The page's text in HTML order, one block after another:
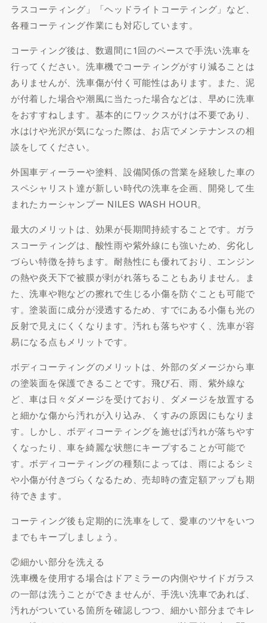
ラスコーティング」「ヘッドライトコーティング」など、
各種コーティング作業にも対応しています。
コーティング後は、数週間に1回のペースで手洗い洗車を
行ってください。洗車機でコーティングがすり減ることは
ありませんが、洗車傷が付く可能性はあります。また、泥
が付着した場合や潮風に当たった場合などは、早めに洗車
をおすすねします。基本的にワックスがけは不要であり、
水はけや光沢が気になった際は、お店でメンテナンスの相
談をしてください。
外国車ディーラーや塗料、設備関係の営業を経験した車の
スペシャリスト達が新しい時代の洗車を企画、開発して生
まれたカーシャンプー NILES WASH HOUR。
最大のメリットは、効果が長期間持続することです。ガラ
スコーティングは、酸性雨や紫外線にも強いため、劣化し
づらい特徴を持ちます。耐熱性にも優れており、エンジン
の熱や炎天下で被膜が剥がれ落ちることもありません。ま
た、洗車や鞄などの擦れで生じる小傷を防ぐことも可能で
す。塗装面に成分が浸透するため、すでにある小傷も光の
反射で見えにくくなります。汚れも落ちやすく、洗車が容
易になる点もメリットです。
ボディコーティングのメリットは、外部のダメージから車
の塗装面を保護できることです。飛び石、雨、紫外線な
ど、車は日々ダメージを受けており、ダメージを放置する
と細かな傷から汚れが入り込み、くすみの原因にもなりま
す。しかし、ボディコーティングを施せば汚れが落ちやす
くなったり、車を綺麗な状態にキープすることが可能で
す。ボディコーティングの種類によっては、雨によるシミ
や小傷が付きづらくなるため、売却時の査定額アップも期
待できます。
コーティング後も定期的に洗車をして、愛車のツヤをいつ
までもキープしましょう。
②細かい部分を洗える
洗車機を使用する場合はドアミラーの内側やサイドガラス
の一部は洗うことができませんが、手洗い洗車であれば、
汚れがついている箇所を確認しつつ、細かい部分までキレ